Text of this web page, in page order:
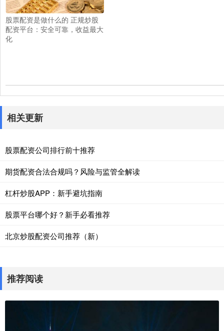
股票配资是做什么的 正规炒股
配资平台：安全可靠，收益最大
化
相关更新
股票配资公司排行前十推荐
期货配资合法合规吗？风险与监管全解读
杠杆炒股APP：新手避坑指南
股票平台哪个好？新手必看推荐
北京炒股配资公司推荐（新）
推荐阅读